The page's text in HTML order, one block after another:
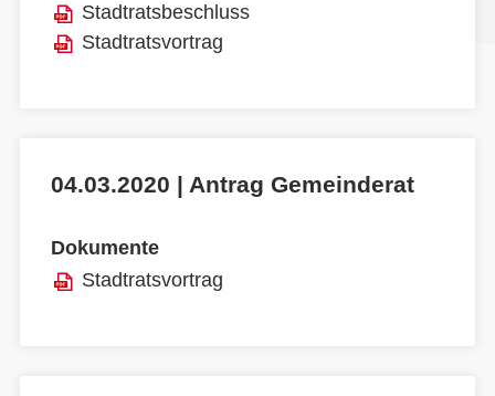
Stadtratsbeschluss
Stadtratsvortrag
04.03.2020 | Antrag Gemeinderat
Dokumente
Stadtratsvortrag